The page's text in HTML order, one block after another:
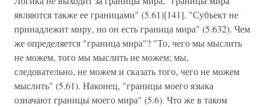
являются также ее границами" (5.61)[141]. "Субъект не
принадлежит миру, но он есть граница мира" (5.632). Чем
же определяется "граница мира"? "То, чего мы мыслить
не можем, того мы мыслить не можем; мы,
следовательно, не можем и сказать того, чего не можем
мыслить" (5.61). Наконец, "границы моего языка
означают границы моего мира" (5.6). Что же в таком